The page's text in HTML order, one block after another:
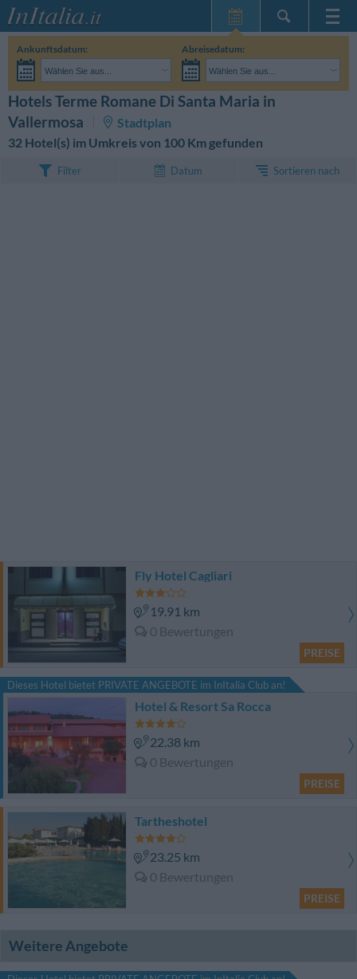
Meine
Reservierungen
InItalia Club
Ankunftsdatum:
Wählen Sie aus...
Abreisedatum:
Wählen Sie aus...
Erwachsene: Kinder:
Reisedaten noch unbekannt SUCHEN
Hotels Terme Romane Di Santa Maria in
Vallermosa
Stadtplan
32 Hotel(s) im Umkreis von 100 Km gefunden
Filter Datum Sortieren nach
Fly Hotel Cagliari
19.91 km
0 Bewertungen
PREISE
Dieses Hotel bietet PRIVATE ANGEBOTE im InItalia Club an!
Hotel & Resort Sa Rocca
22.38 km
0 Bewertungen
PREISE
Tartheshotel
23.25 km
0 Bewertungen
PREISE
Weitere Angebote